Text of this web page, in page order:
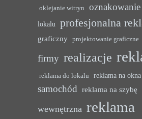
oklejanie witryn oznakowanie
lokalu profesjonalna
graficzny
projektowanie graficzne
firmy realizacje
reklama do lokalu reklama na okna
samochód reklama na szybę
wewnętrzna reklama